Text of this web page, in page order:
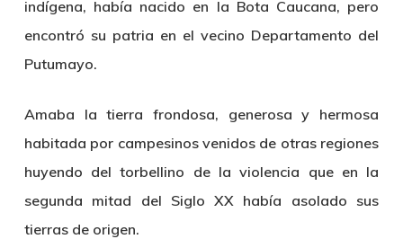
indígena, había nacido en la Bota Caucana, pero
encontró su patria en el vecino Departamento del
Putumayo.
Amaba la tierra frondosa, generosa y hermosa
habitada por campesinos venidos de otras regiones
huyendo del torbellino de la violencia que en la
segunda mitad del Siglo XX había asolado sus
tierras de origen.